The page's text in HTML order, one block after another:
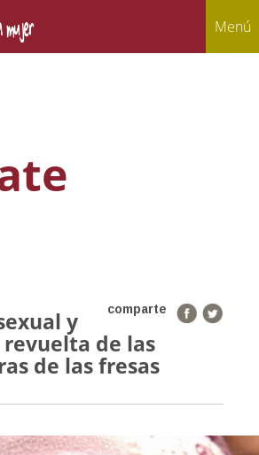
Menú
comparte
y
de las
de las fresas